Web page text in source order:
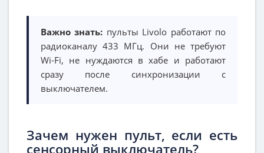
Важно знать: пульты Livolo работают по
радиоканалу 433 МГц. Они не требуют
Wi-Fi, не нуждаются в хабе и работают
сразу после синхронизации с
выключателем.
Зачем нужен пульт, если есть
сенсорный выключатель?